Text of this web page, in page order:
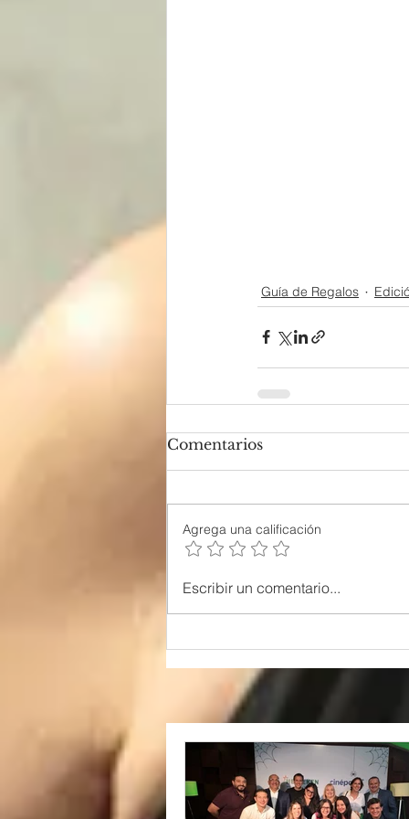
Guía de Regalos
Comentarios
Agrega una calificación
Escribir un comentario...